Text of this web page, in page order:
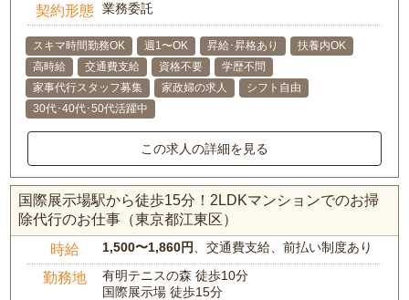
契約形態 業務委託
スキマ時間勤務OK 週1〜OK 昇給･昇格あり
扶養内OK
高時給
交通費支給 資格不要
学歴不問
家事代行スタッフ募集
家政婦の求人
シフト自由
30代･40代･50代活躍中
この求人の詳細を見る
国際展示場駅から徒歩15分！2LDKマンションでのお掃
除代行のお仕事（東京都江東区）
時給 1,500〜1,860円 、交通費支給、前払い制度あり
勤務地
有明テニスの森 徒歩10分
国際展示場 徒歩15分